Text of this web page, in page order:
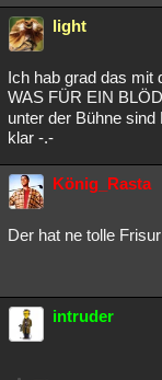
light
Ich hab grad das mit
WAS FÜR EIN
unter der Bühne
klar -.-
König_Rasta
Der hat ne tolle Frisur
intruder